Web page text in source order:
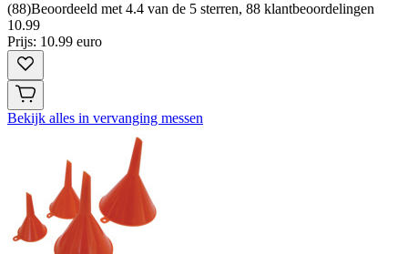
(88)Beoordeeld met 4.4 van de 5 sterren, 88 klantbeoordelingen
10.99
Prijs: 10.99 euro
Bekijk alles in vervanging messen